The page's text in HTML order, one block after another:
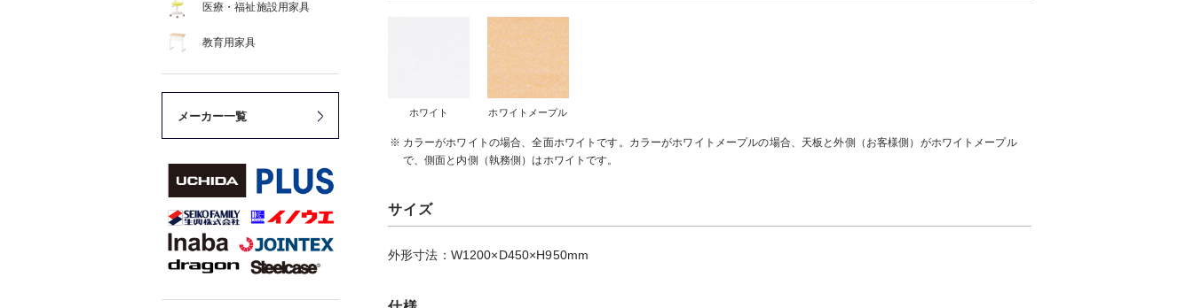
ホワイト ホワイトメープル
カラーがホワイトの場合、全面ホワイトです。カラーがホワイトメープルの場合、天板と外側（お客様側）がホワイトメープル
で、側面と内側（執務側）はホワイトです。
サイズ
外形寸法：W1200×D450×H950mm
医療・福祉施設用家具
教育用家具
メーカー一覧